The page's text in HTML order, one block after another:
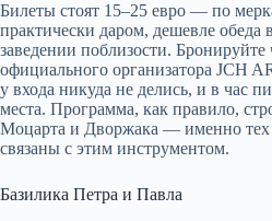
Билеты стоят 15–25 евро — по
практически даром, дешевле обеда
заведении поблизости. Бронируйте
официального организатора JCH
у входа никуда не делись, и в час
места. Программа, как правило,
Моцарта и Дворжака — именно тех
связаны с этим инструментом.
Базилика Петра и Павла